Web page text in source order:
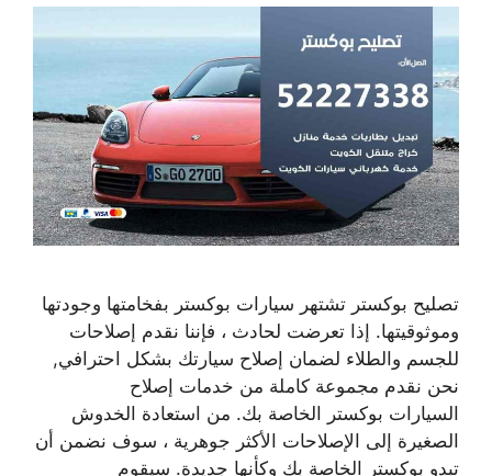
تصليح بوكستر تشتهر سيارات بوكستر بفخامتها وجودتها
وموثوقيتها. إذا تعرضت لحادث ، فإننا نقدم إصلاحات
للجسم والطلاء لضمان إصلاح سيارتك بشكل احترافي,
نحن نقدم مجموعة كاملة من خدمات إصلاح
السيارات بوكستر الخاصة بك. من استعادة الخدوش
الصغيرة إلى الإصلاحات الأكثر جوهرية ، سوف نضمن أن
تبدو بوكستر الخاصة بك وكأنها جديدة. سيقوم